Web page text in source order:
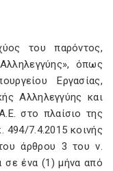
του παρόντος,
όπως
Εργασίας,
Αλληλεγγύης και
στο πλαίσιο της
494/7.4.2015 κοινής
άρθρου 3 του ν.
σε ένα (1) μήνα από